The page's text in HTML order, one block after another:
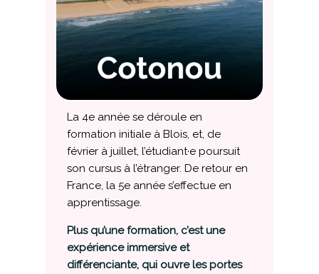
La 4e année se déroule en
formation initiale à Blois, et, de
février à juillet, l’étudiant·e poursuit
son cursus à l’étranger. De retour en
France, la 5e année s’effectue en
apprentissage.
Plus qu’une formation, c’est une
expérience immersive et
différenciante, qui ouvre les portes